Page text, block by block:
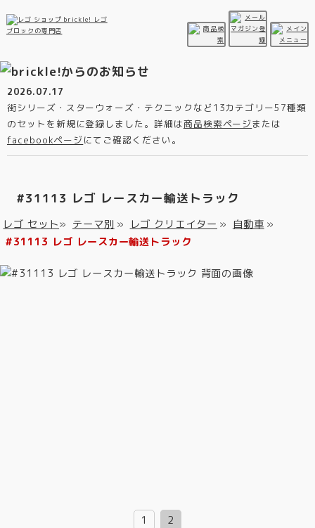
2026.07.17
街シリーズ・スターウォーズ・テクニックなど13カテゴリー57種類
のセットを新規に登録しました。詳細は商品検索ページまたは
facebookページ にてご確認ください。
#31113 レゴ レースカー輸送トラック
レゴ セット» テーマ別 » レゴ クリエイター » 自動車 »
#31113 レゴ レースカー輸送トラック
1 2